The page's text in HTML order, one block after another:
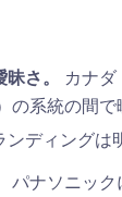
さ。
カナ
の系統の間
ンディングは
パナソニッ